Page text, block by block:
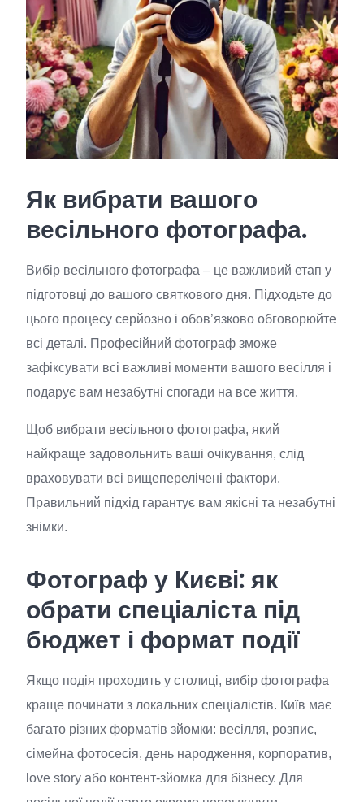
Як вибрати вашого
весільного фотографа.
Вибір весільного фотографа – це важливий етап у
підготовці до вашого святкового дня. Підходьте до
цього процесу серйозно і обов’язково обговорюйте
всі деталі. Професійний фотограф зможе
зафіксувати всі важливі моменти вашого весілля і
подарує вам незабутні спогади на все життя.
Щоб вибрати весільного фотографа, який
найкраще задовольнить ваші очікування, слід
враховувати всі вищеперелічені фактори.
Правильний підхід гарантує вам якісні та незабутні
знімки.
Фотограф у Києві: як
обрати спеціаліста під
бюджет і формат події
Якщо подія проходить у столиці, вибір фотографа
краще починати з локальних спеціалістів. Київ має
багато різних форматів зйомки: весілля, розпис,
сімейна фотосесія, день народження, корпоратив,
love story або контент-зйомка для бізнесу. Для